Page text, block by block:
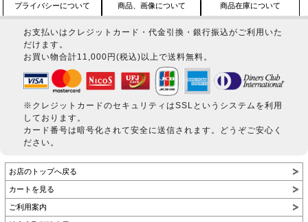
プライバシーについて 商品、画像について 商品在庫について
お支払いはクレジットカード・代金引換・銀行振込がご利用いた
だけます。
お買い物合計11,000円(税込)以上で送料無料。
※クレジットカードのセキュリティはSSLというシステムを利用
しております。
カード番号は暗号化されて安全に送信されます。どうぞご安心く
ださい。
お店のトップへ戻る
カートを見る
ご利用案内